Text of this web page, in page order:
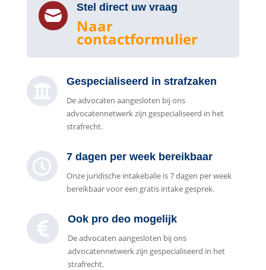
 Stel direct uw vraag
Naar
contactformulier
 Gespecialiseerd in strafzaken
De advocaten aangesloten bij ons
advocatennetwerk zijn gespecialiseerd in het
strafrecht.
 7 dagen per week bereikbaar
Onze juridische intakebalie is 7 dagen per week
bereikbaar voor een gratis intake gesprek.
 Ook pro deo mogelijk
De advocaten aangesloten bij ons
advocatennetwerk zijn gespecialiseerd in het
strafrecht.